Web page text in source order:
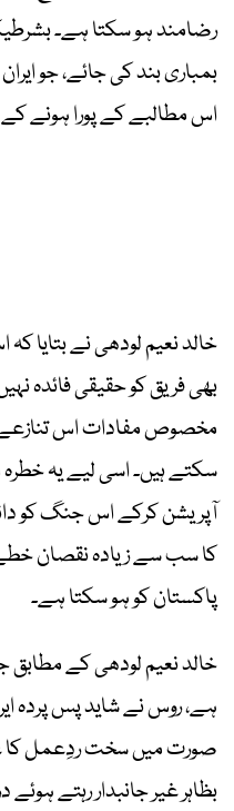
رضامند ہو سکتا ہے۔
بمباری بند کی جائے، جو
اس مطالبے کے پورا ہونے کے
خالد نعیم لودھی نے
بھی فریق کو حقیقی فائدہ
مخصوص مفادات اس
سکتے ہیں۔ اسی لیے یہ
آپریشن کرکے اس جنگ کو
کا سب سے زیادہ نقصان
پاکستان کو ہو سکتا ہے۔
خالد نعیم لودھی کے
ہے، روس نے شاید پس پردہ
صورت میں سخت ردِعمل کا
بظاہر غیر جانبدار رہتے